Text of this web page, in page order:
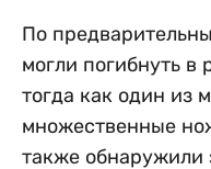
По
могли погибнуть в
тогда как один из
множественные
также